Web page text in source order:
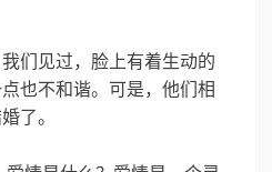
们见过，脸上有着生动的
也不和谐。可是，他们相
了。